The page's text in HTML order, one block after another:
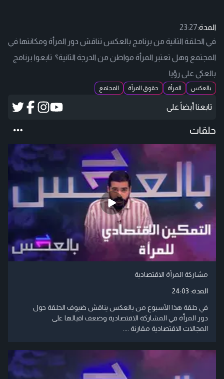
المدة:23:27
في الحلقة الثانية من برنامج بالعكس تناقش دور المرأة ومكانتها في
المجتمع وهل تعتبر المرأة مواطن من الدرجة الثانية؟ تابعوا برنامج
بالعكي على رؤيا
بالعكس المرأة حقوق المرأة المجتمع
تابعنا أيضاً على
حلقات
مشاركة المرأة الاقتصادية
المدة: 24:03
في حلقة هذا الأسبوع من بالعكس يناقش ضيوف الحلقة حول
دور المرأة في المشاركة الاقتصادية وضعف اقبالها على
المجالات الاقتصادية مقارنة ....